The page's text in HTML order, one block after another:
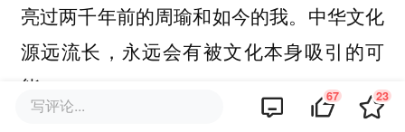
亮过两千年前的周瑜和如今的我。中华文化
源远流长，永远会有被文化本身吸引的可
能。”
写评论... 67 23